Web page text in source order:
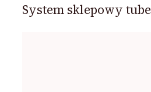
System sklepowy tube